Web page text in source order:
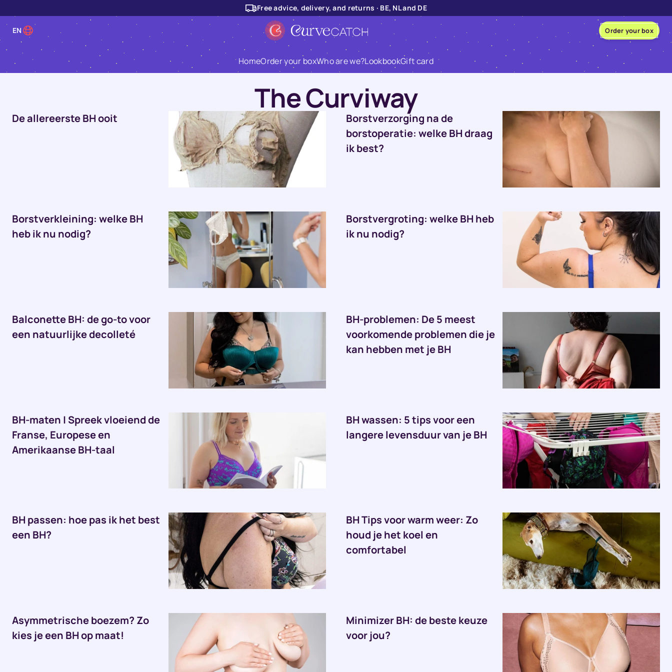
Free advice, delivery, and returns · BE, NL and DE
EN Order your box
HomeOrder your boxWho are we?LookbookGift card
The Curviway
De allereerste BH ooit
Borstverzorging na de
borstoperatie: welke BH draag
ik best?
Borstverkleining: welke BH
heb ik nu nodig?
Borstvergroting: welke BH heb
ik nu nodig?
Balconette BH: de go-to voor
een natuurlijke decolleté
BH-problemen: De 5 meest
voorkomende problemen die je
kan hebben met je BH
BH-maten | Spreek vloeiend de
Franse, Europese en
Amerikaanse BH-taal
BH wassen: 5 tips voor een
langere levensduur van je BH
BH passen: hoe pas ik het best
een BH?
BH Tips voor warm weer: Zo
houd je het koel en
comfortabel
Asymmetrische boezem? Zo
kies je een BH op maat!
Minimizer BH: de beste keuze
voor jou?